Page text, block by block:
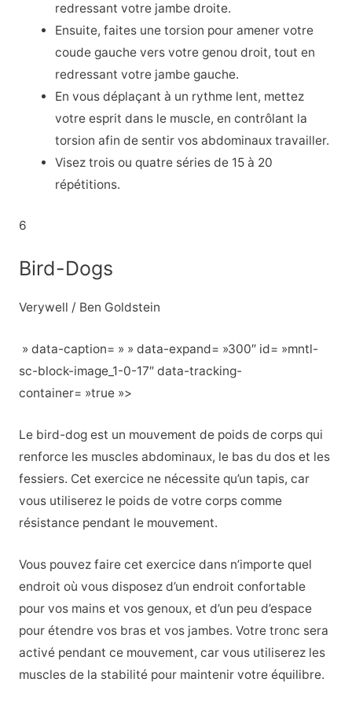
redressant votre jambe droite.
Ensuite, faites une torsion pour amener votre
coude gauche vers votre genou droit, tout en
redressant votre jambe gauche.
En vous déplaçant à un rythme lent, mettez
votre esprit dans le muscle, en contrôlant la
torsion afin de sentir vos abdominaux travailler.
Visez trois ou quatre séries de 15 à 20
répétitions.
6
Bird-Dogs
Verywell / Ben Goldstein
» data-caption= » » data-expand= »300″ id= »mntl-
sc-block-image_1-0-17″ data-tracking-
container= »true »>
Le bird-dog est un mouvement de poids de corps qui
renforce les muscles abdominaux, le bas du dos et les
fessiers. Cet exercice ne nécessite qu’un tapis, car
vous utiliserez le poids de votre corps comme
résistance pendant le mouvement.
Vous pouvez faire cet exercice dans n’importe quel
endroit où vous disposez d’un endroit confortable
pour vos mains et vos genoux, et d’un peu d’espace
pour étendre vos bras et vos jambes. Votre tronc sera
activé pendant ce mouvement, car vous utiliserez les
muscles de la stabilité pour maintenir votre équilibre.